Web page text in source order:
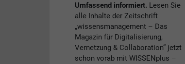
Umfassend informiert. Lesen Sie
alle Inhalte der Zeitschrift
„wissensmanagement – Das
Magazin für Digitalisierung,
Vernetzung & Collaboration“ jetzt
schon vorab mit WISSENplus –